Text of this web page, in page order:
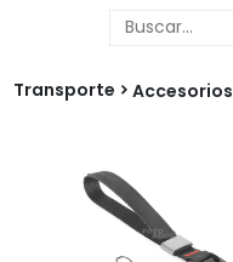
Transporte Accesorios